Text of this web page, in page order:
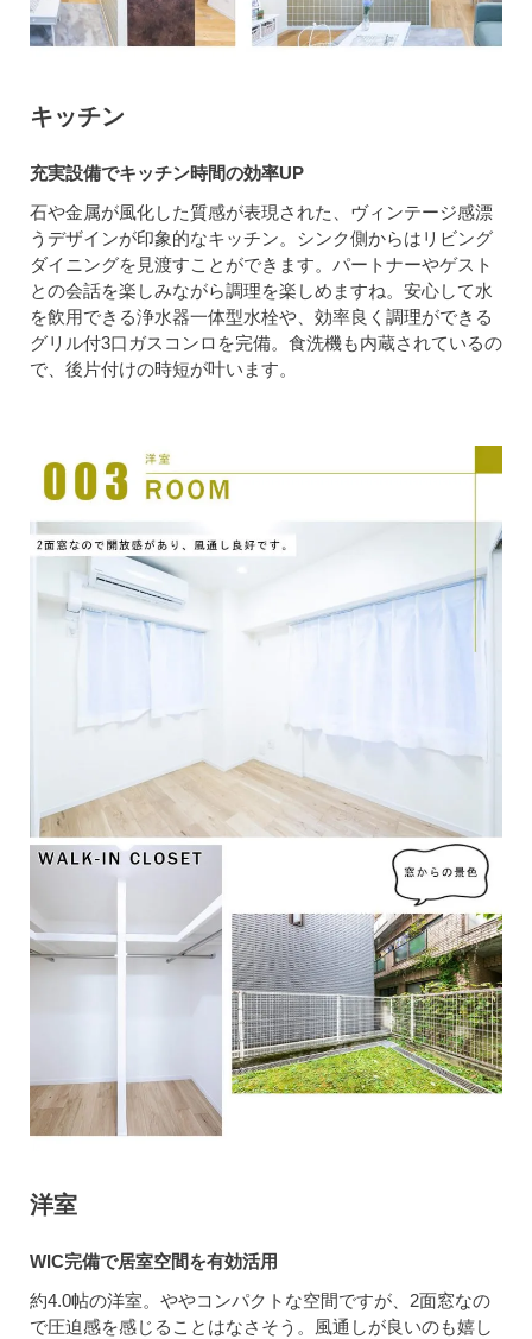
キッチン
充実設備でキッチン時間の効率UP
石や金属が風化した質感が表現された、ヴィンテージ感漂
うデザインが印象的なキッチン。シンク側からはリビング
ダイニングを見渡すことができます。パートナーやゲスト
との会話を楽しみながら調理を楽しめますね。安心して水
を飲用できる浄水器一体型水栓や、効率良く調理ができる
グリル付3口ガスコンロを完備。食洗機も内蔵されているの
で、後片付けの時短が叶います。
洋室
WIC完備で居室空間を有効活用
約4.0帖の洋室。ややコンパクトな空間ですが、2面窓なの
で圧迫感を感じることはなさそう。風通しが良いのも嬉し